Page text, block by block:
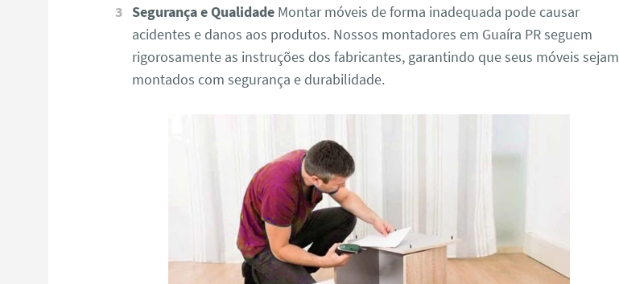
Segurança e QualidadeMontar móveis de forma inadequada pode causar
acidentes e danos aos produtos. Nossos montadores em Guaíra PR seguem
rigorosamente as instruções dos fabricantes, garantindo que seus móveis sejam
montados com segurança e durabilidade.